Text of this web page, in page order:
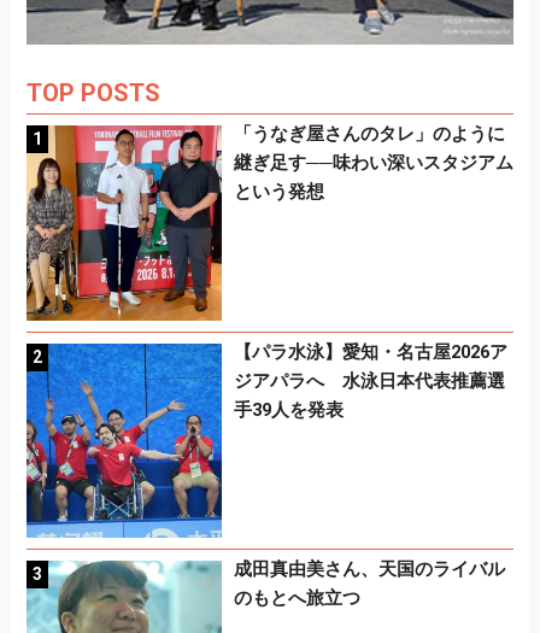
TOP POSTS
「うなぎ屋さんのタレ」のように
継ぎ足す──味わい深いスタジアム
という発想
【パラ水泳】愛知・名古屋2026ア
ジアパラへ 水泳日本代表推薦選
手39人を発表
成田真由美さん、天国のライバル
のもとへ旅立つ